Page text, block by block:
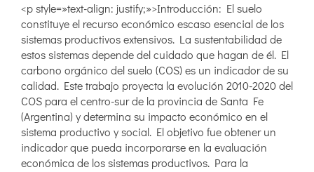
<p style=»text-align: justify;»>Introducción: El suelo
constituye el recurso económico escaso esencial de los
sistemas productivos extensivos. La sustentabilidad de
estos sistemas depende del cuidado que hagan de él. El
carbono orgánico del suelo (COS) es un indicador de su
calidad. Este trabajo proyecta la evolución 2010-2020 del
COS para el centro-sur de la provincia de Santa Fe
(Argentina) y determina su impacto económico en el
sistema productivo y social. El objetivo fue obtener un
indicador que pueda incorporarse en la evaluación
económica de los sistemas productivos. Para la